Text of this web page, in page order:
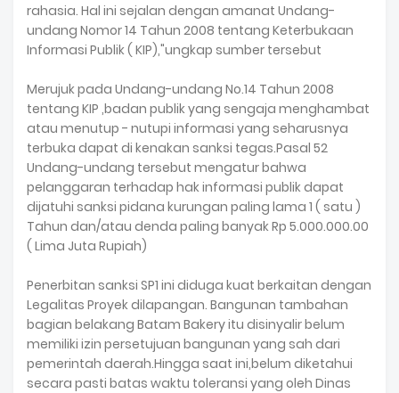
rahasia. Hal ini sejalan dengan amanat Undang-
undang Nomor 14 Tahun 2008 tentang Keterbukaan
Informasi Publik ( KIP),"ungkap sumber tersebut
Merujuk pada Undang-undang No.14 Tahun 2008
tentang KIP ,badan publik yang sengaja menghambat
atau menutup - nutupi informasi yang seharusnya
terbuka dapat di kenakan sanksi tegas.Pasal 52
Undang-undang tersebut mengatur bahwa
pelanggaran terhadap hak informasi publik dapat
dijatuhi sanksi pidana kurungan paling lama 1 ( satu )
Tahun dan/atau denda paling banyak Rp 5.000.000.00
( Lima Juta Rupiah)
Penerbitan sanksi SP1 ini diduga kuat berkaitan dengan
Legalitas Proyek dilapangan. Bangunan tambahan
bagian belakang Batam Bakery itu disinyalir belum
memiliki izin persetujuan bangunan yang sah dari
pemerintah daerah.Hingga saat ini,belum diketahui
secara pasti batas waktu toleransi yang oleh Dinas